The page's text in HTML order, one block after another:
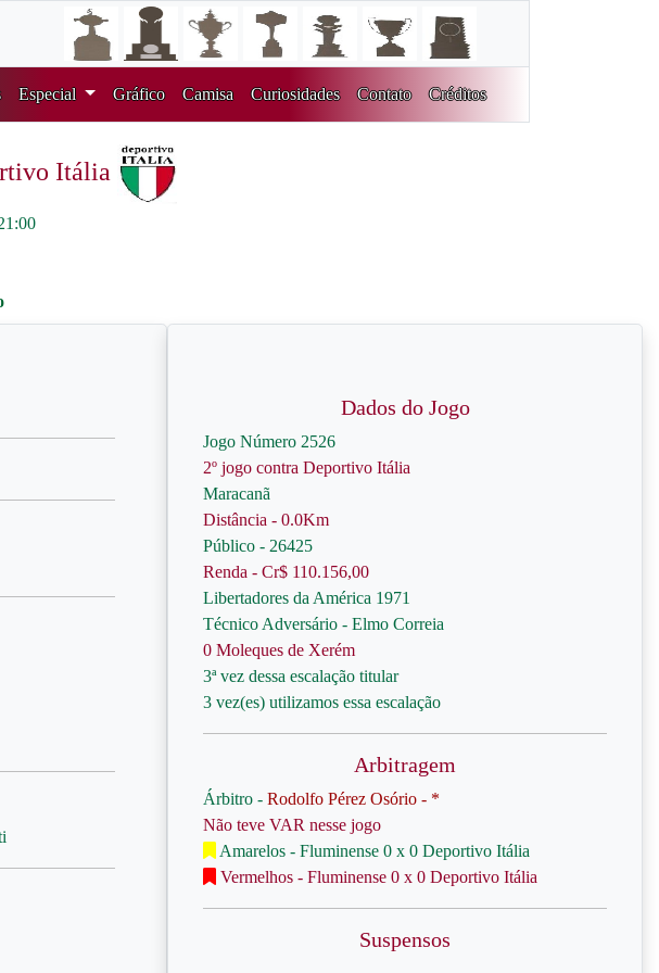
Especial Gráfico Camisa Curiosidades Contato Créditos
Itália
Dados do Jogo
Jogo Número 2526
2º jogo contra Deportivo Itália
Maracanã
Distância - 0.0Km
Público - 26425
Renda - Cr$ 110.156,00
Libertadores da América 1971
Técnico Adversário - Elmo Correia
0 Moleques de Xerém
3ª vez dessa escalação titular
3 vez(es) utilizamos essa escalação
Arbitragem
Árbitro - Rodolfo Pérez Osório - *
Não teve VAR nesse jogo
Amarelos - Fluminense 0 x 0 Deportivo Itália
Vermelhos - Fluminense 0 x 0 Deportivo Itália
Suspensos